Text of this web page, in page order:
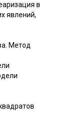
в
явлений,
Метод